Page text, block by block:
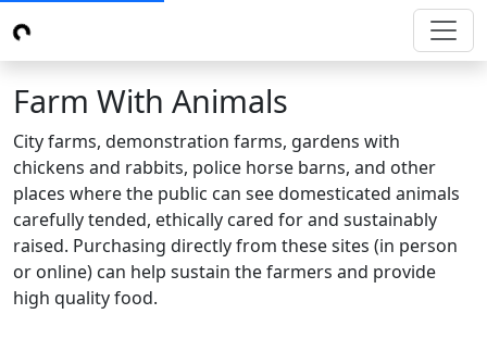
Farm With Animals
City farms, demonstration farms, gardens with
chickens and rabbits, police horse barns, and other
places where the public can see domesticated animals
carefully tended, ethically cared for and sustainably
raised. Purchasing directly from these sites (in person
or online) can help sustain the farmers and provide
high quality food.